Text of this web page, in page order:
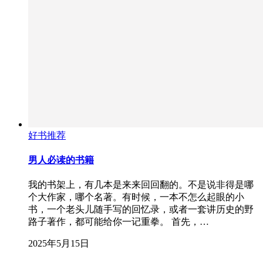
好书推荐
男人必读的书籍
我的书架上，有几本是来来回回翻的。不是说非得是哪
个大作家，哪个名著。有时候，一本不怎么起眼的小
书，一个老头儿随手写的回忆录，或者一套讲历史的野
路子著作，都可能给你一记重拳。 首先，…
2025年5月15日